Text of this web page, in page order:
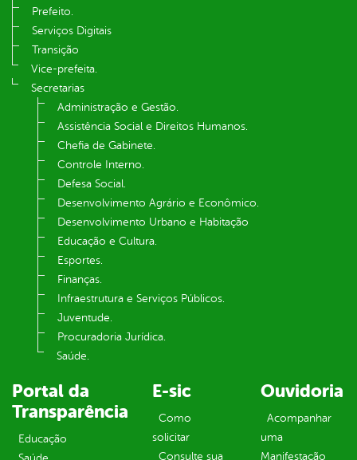
Prefeito.
Serviços Digitais
Transição
Vice-prefeita.
Secretarias
Administração e Gestão.
Assistência Social e Direitos Humanos.
Chefia de Gabinete.
Controle Interno.
Defesa Social.
Desenvolvimento Agrário e Econômico.
Desenvolvimento Urbano e Habitação
Educação e Cultura.
Esportes.
Finanças.
Infraestrutura e Serviços Públicos.
Juventude.
Procuradoria Jurídica.
Saúde.
Portal da
Transparência
Educação
E-sic
Como
solicitar
Consulte sua
Ouvidoria
Acompanhar
uma
Manifestação